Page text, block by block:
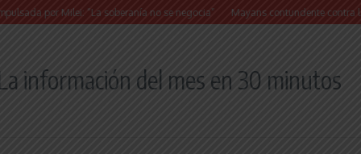
por Milei: “La soberanía no se negocia” Mayans contundente contra la
información del mes en 30 minutos